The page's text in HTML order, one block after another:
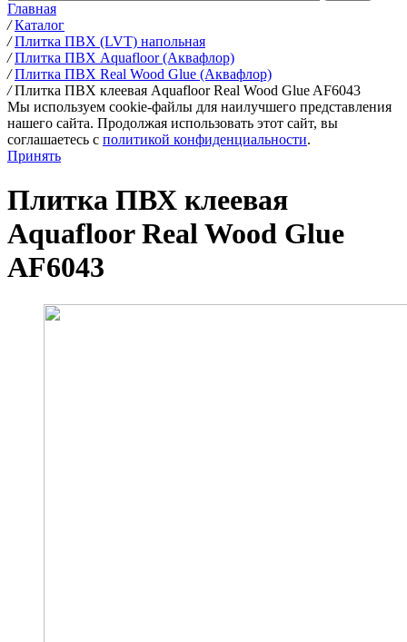
Главная
/ Каталог
/ Плитка ПВХ (LVT) напольная
/ Плитка ПВХ Aquafloor (Аквафлор)
/ Плитка ПВХ Real Wood Glue (Аквафлор)
/ Плитка ПВХ клеевая Aquafloor Real Wood Glue AF6043
Мы используем cookie-файлы для наилучшего представления
нашего сайта. Продолжая использовать этот сайт, вы
соглашаетесь c политикой конфиденциальности.
Принять
Плитка ПВХ клеевая
Aquafloor Real Wood Glue
AF6043